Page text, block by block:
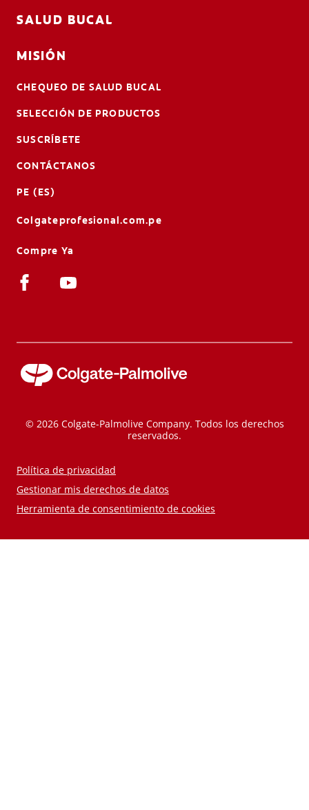
SALUD BUCAL
MISIÓN
CHEQUEO DE SALUD BUCAL
SELECCIÓN DE PRODUCTOS
SUSCRÍBETE
CONTÁCTANOS
PE (ES)
Colgateprofesional.com.pe
Compre Ya
© 2026 Colgate-Palmolive Company. Todos los derechos
reservados.
Política de privacidad
Gestionar mis derechos de datos
Herramienta de consentimiento de cookies